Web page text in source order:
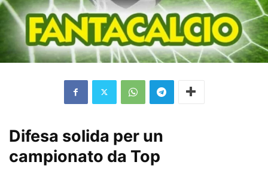
Difesa solida per un
campionato da Top